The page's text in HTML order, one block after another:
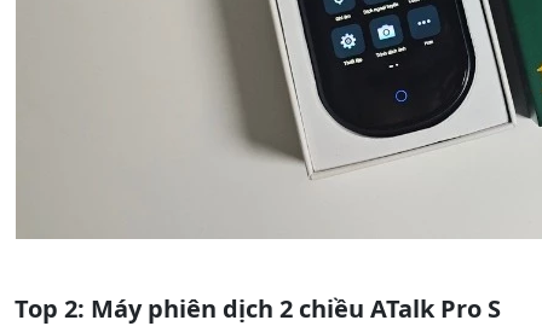
Top 2: Máy phiên dịch 2 chiều ATalk Pro S